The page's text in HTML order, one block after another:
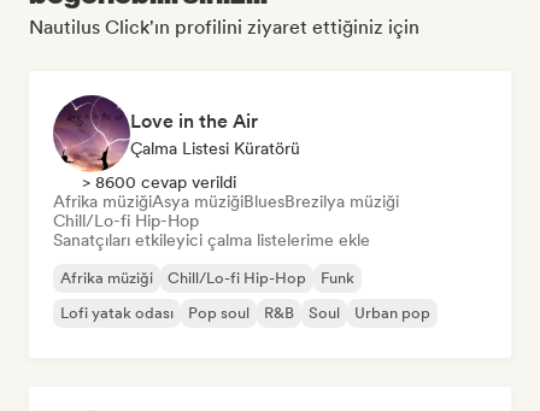
Nautilus Click'ın profilini ziyaret ettiğiniz için
Love in the Air
Çalma Listesi Küratörü
> 8600 cevap verildi
Afrika müziğiAsya müziğiBluesBrezilya müziği
Chill/Lo-fi Hip-Hop
Sanatçıları etkileyici çalma listelerime ekle
Afrika müziği Chill/Lo-fi Hip-Hop
Funk
Lofi yatak odası
Pop soul R&B Soul Urban pop